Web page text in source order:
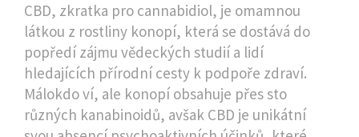
CBD, zkratka pro cannabidiol, je omamnou
látkou z rostliny konopí, která se dostává do
popředí zájmu vědeckých studií a lidí
hledajících přírodní cesty k podpoře zdraví.
Málokdo ví, ale konopí obsahuje přes sto
různých kanabinoidů, avšak CBD je unikátní